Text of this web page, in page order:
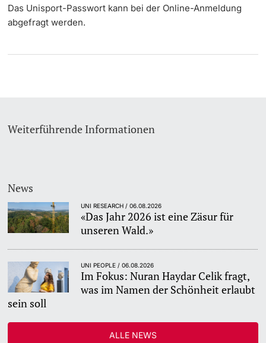
Das Unisport-Passwort kann bei der Online-Anmeldung
abgefragt werden.
Weiterführende Informationen
News
UNI RESEARCH / 06.08.2026
«Das Jahr 2026 ist eine Zäsur für
unseren Wald.»
UNI PEOPLE / 06.08.2026
Im Fokus: Nuran Haydar Celik fragt,
was im Namen der Schönheit erlaubt
sein soll
ALLE NEWS